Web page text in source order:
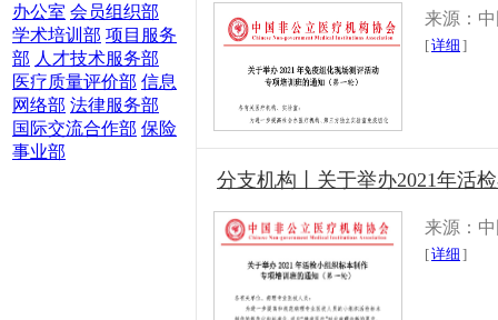
办公室 会员组织部
学术培训部 项目服务
部 人才技术服务部
医疗质量评价部 信息
网络部 法律服务部
国际交流合作部 保险
事业部
来源：
[详细 ]
分支机构丨关于举办2021年活
来源：
[详细 ]